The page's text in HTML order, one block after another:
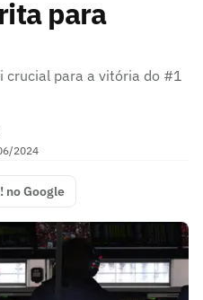
para
crucial para a vitória do #1
2024
no Google